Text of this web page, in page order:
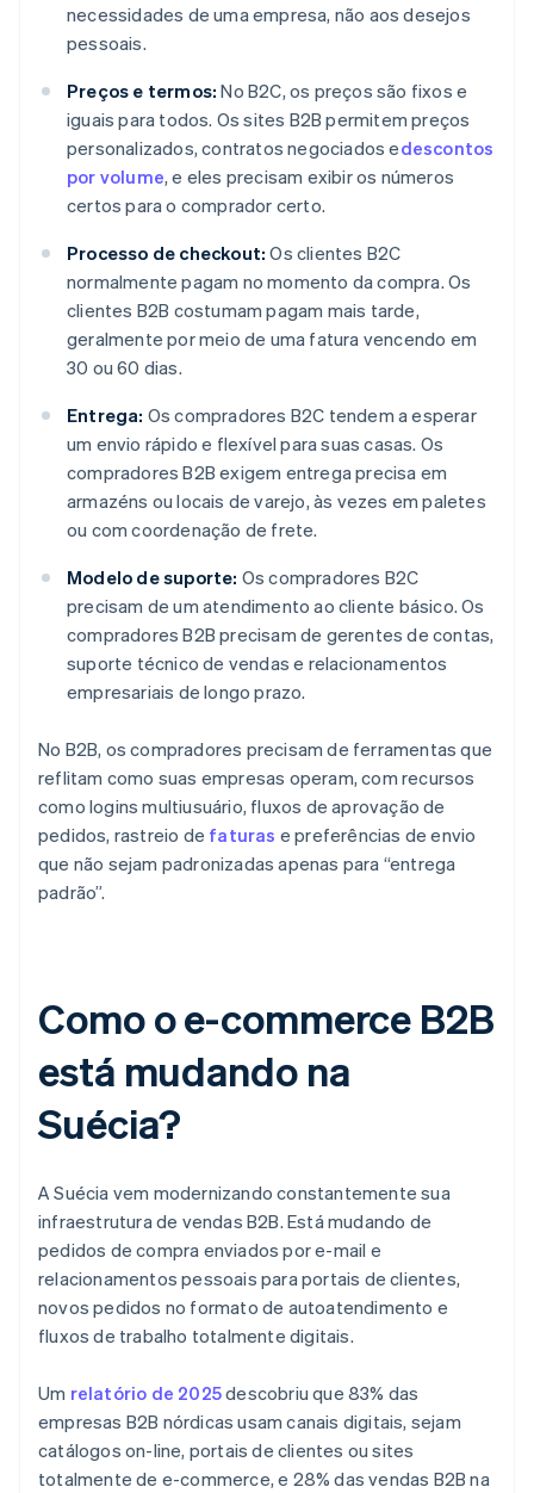
necessidades de uma empresa, não aos desejos
pessoais.
Preços e termos: No B2C, os preços são fixos e
iguais para todos. Os sites B2B permitem preços
personalizados, contratos negociados edescontos
por volume, e eles precisam exibir os números
certos para o comprador certo.
Processo de checkout: Os clientes B2C
normalmente pagam no momento da compra. Os
clientes B2B costumam pagam mais tarde,
geralmente por meio de uma fatura vencendo em
30 ou 60 dias.
Entrega: Os compradores B2C tendem a esperar
um envio rápido e flexível para suas casas. Os
compradores B2B exigem entrega precisa em
armazéns ou locais de varejo, às vezes em paletes
ou com coordenação de frete.
Modelo de suporte: Os compradores B2C
precisam de um atendimento ao cliente básico. Os
compradores B2B precisam de gerentes de contas,
suporte técnico de vendas e relacionamentos
empresariais de longo prazo.
No B2B, os compradores precisam de ferramentas que
reflitam como suas empresas operam, com recursos
como logins multiusuário, fluxos de aprovação de
pedidos, rastreio de faturas e preferências de envio
que não sejam padronizadas apenas para “entrega
padrão”.
Como o e-commerce B2B
está mudando na
Suécia?
A Suécia vem modernizando constantemente sua
infraestrutura de vendas B2B. Está mudando de
pedidos de compra enviados por e-mail e
relacionamentos pessoais para portais de clientes,
novos pedidos no formato de autoatendimento e
fluxos de trabalho totalmente digitais.
Um relatório de 2025descobriu que 83% das
empresas B2B nórdicas usam canais digitais, sejam
catálogos on-line, portais de clientes ou sites
totalmente de e-commerce, e 28% das vendas B2B na